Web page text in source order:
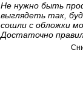
Не нужно быть
выглядеть так,
сошли с обложки
Достаточно